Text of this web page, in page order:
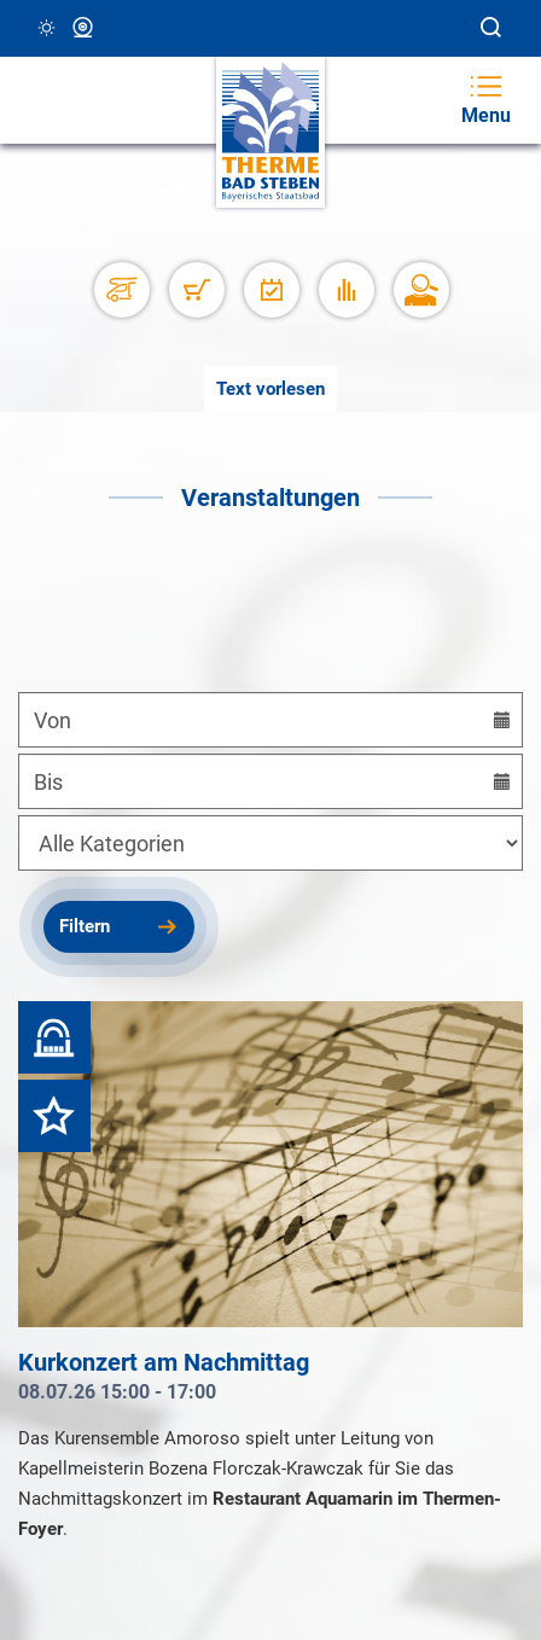
29 °C, Klar/Sonnig
Menu
Text vorlesen
Veranstaltungen
von
bis
Filtern
Prinzregent Luitpold Saal
Highlight
Kurkonzert am Nachmittag
08.07.26 15:00 - 17:00
Das Kurensemble Amoroso spielt unter Leitung von
Kapellmeisterin Bozena Florczak-Krawczak für Sie das
Nachmittagskonzert im Restaurant Aquamarin im Thermen-
Foyer.